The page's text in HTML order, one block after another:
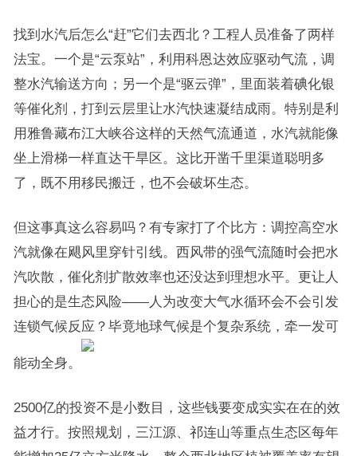
找到水汽后怎么“赶”它们去西北？工程人员准备了两样
法宝。一个是“云泵站”，利用科恩达效应驱动气流，调
整水汽输送方向；另一个是“驱云弹”，里面装着碘化银
等催化剂，打到云层里让水汽快速凝结成雨。特别是利
用雅鲁藏布江大峡谷这样的天然气流通道，水汽就能像
坐上滑梯一样直达干旱区。这比开凿千里渠道聪明多
了，既不用移民搬迁，也不会破坏生态。
但这事真这么容易吗？有专家打了个比方：调控高空水
汽就像在飓风里穿针引线。西风带的强气流随时会把水
汽吹散，催化剂扩散效率也还没达到理想水平。更让人
担心的是生态风险——人为改变大气水循环会不会引发
连锁气候反应？毕竟地球气候是个复杂系统，牵一发可
能动全身。
2500亿的投资不是小数目，这些钱要变成实实在在的效
益才行。按照规划，三江源、祁连山等重点生态区每年